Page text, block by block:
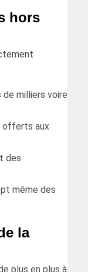
hors
de milliers voire
offerts aux
des
même des
la
plus en plus à